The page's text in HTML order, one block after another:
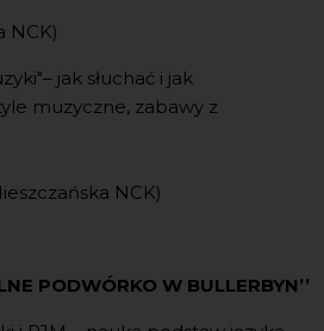
NCK)
jak słuchać i jak
muzyczne, zabawy z
NCK)
PODWÓRKO W BULLERBYN’’